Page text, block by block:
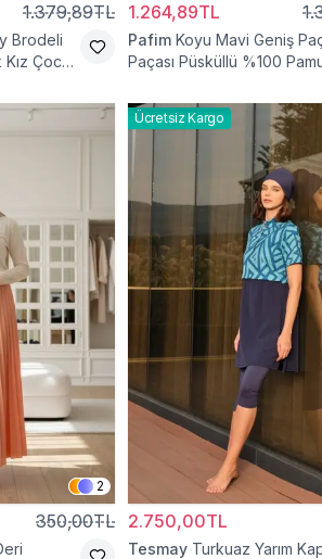
1.379,89TL
Brodeli
Çocuk
1.264,89TL
Pafim Koyu Mavi Geniş
Paçası Püsküllü %100
2
350,00TL
Ücretsiz Kargo
2.750,00TL
Tesmay Turkuaz Yarım